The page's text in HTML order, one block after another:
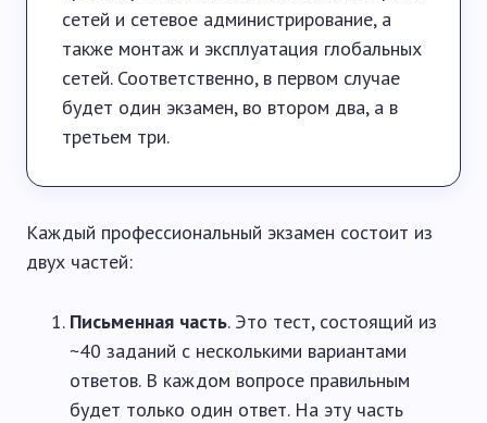
сетей и сетевое администрирование, а
также монтаж и эксплуатация глобальных
сетей. Соответственно, в первом случае
будет один экзамен, во втором два, а в
третьем три.
Каждый профессиональный экзамен состоит из
двух частей:
Письменная часть. Это тест, состоящий из
~40 заданий с несколькими вариантами
ответов. В каждом вопросе правильным
будет только один ответ. На эту часть